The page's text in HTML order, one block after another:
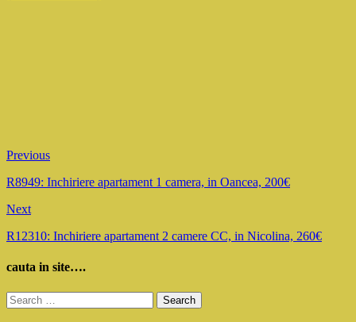
Previous
R8949: Inchiriere apartament 1 camera, in Oancea, 200€
Next
R12310: Inchiriere apartament 2 camere CC, in Nicolina, 260€
cauta in site….
Search
for: